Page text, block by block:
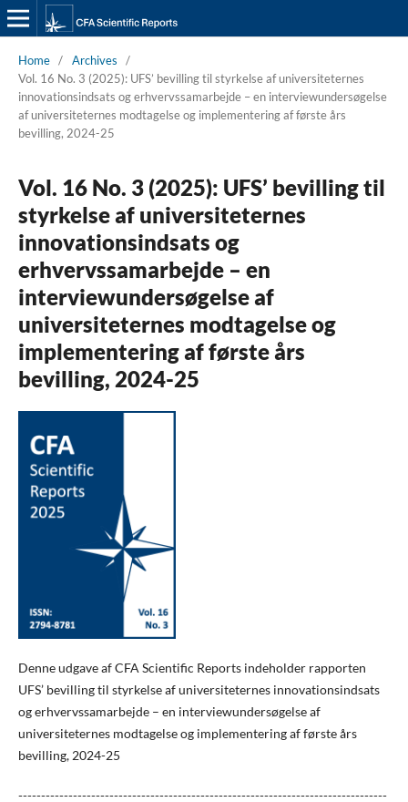
Home / Archives
/
Vol. 16 No. 3 (2025): UFS’ bevilling til styrkelse af universiteternes
innovationsindsats og erhvervssamarbejde – en interviewundersøgelse
af universiteternes modtagelse og implementering af første års
bevilling, 2024-25
Vol. 16 No. 3 (2025): UFS’ bevilling til
styrkelse af universiteternes
innovationsindsats og
erhvervssamarbejde – en
interviewundersøgelse af
universiteternes modtagelse og
implementering af første års
bevilling, 2024-25
Denne udgave af CFA Scientific Reports indeholder rapporten
UFS’ bevilling til styrkelse af universiteternes innovationsindsats
og erhvervssamarbejde – en interviewundersøgelse af
universiteternes modtagelse og implementering af første års
bevilling, 2024-25
---------------------------------------------------------------------------------